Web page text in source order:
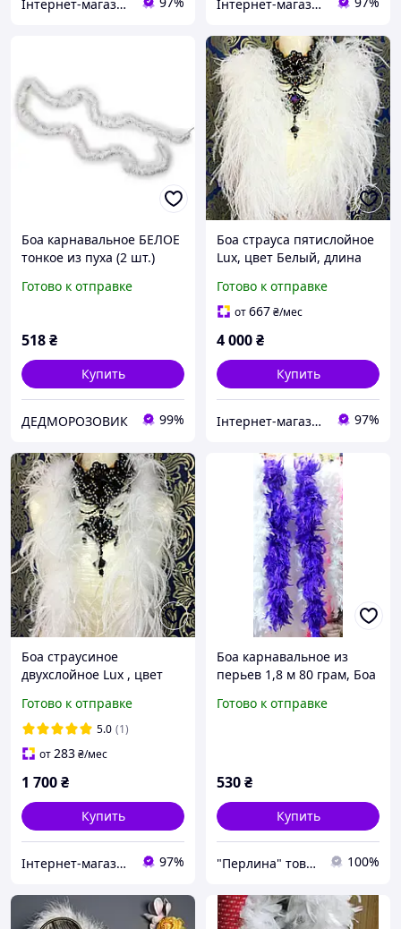
Інтернет-магазин "Glamora" Інтернет-магазин "Glamora"
Боа карнавальное БЕЛОЕ
тонкое из пуха (2 шт.)
Готово к отправке
518₴
Купить
ДЕДМОРОЗОВИК 99%
Боа страуса пятислойное
Lux, цвет Белый, длина
Готово к отправке
от667₴/мес
4 000₴
Купить
Інтернет-магазин "Glamora" 97%
Боа страусиное
двухслойное Lux , цвет
(13-18см)
Готово к отправке
5.0 (1)
от283₴/мес
1 700₴
Купить
Інтернет-магазин "Glamora" 97%
Боа карнавальное из
перьев 1,8 м 80 грам, Боа
Белое
Готово к отправке
530₴
Купить
"Перлина" товари для шиття та рукоділля 100%